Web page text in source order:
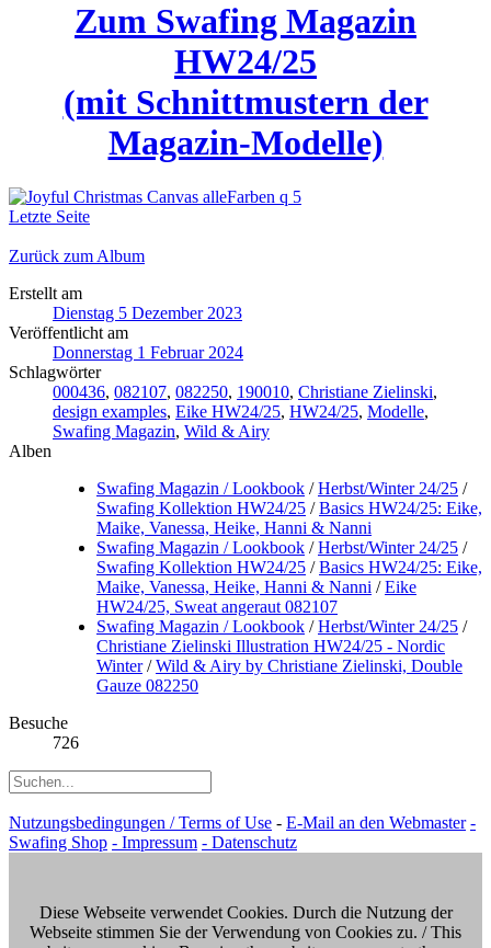
Zum Swafing Magazin
HW24/25
(mit Schnittmustern der
Magazin-Modelle)
Letzte Seite
Zurück zum Album
Erstellt am
Dienstag 5 Dezember 2023
Veröffentlicht am
Donnerstag 1 Februar 2024
Schlagwörter
000436, 082107, 082250, 190010, Christiane Zielinski,
design examples, Eike HW24/25, HW24/25, Modelle,
Swafing Magazin, Wild & Airy
Alben
Swafing Magazin / Lookbook /Herbst/Winter 24/25 /
Swafing Kollektion HW24/25 /Basics HW24/25: Eike,
Maike, Vanessa, Heike, Hanni & Nanni
Swafing Magazin / Lookbook /Herbst/Winter 24/25 /
Swafing Kollektion HW24/25 /Basics HW24/25: Eike,
Maike, Vanessa, Heike, Hanni & Nanni /Eike
HW24/25, Sweat angeraut 082107
Swafing Magazin / Lookbook /Herbst/Winter 24/25 /
Christiane Zielinski Illustration HW24/25 - Nordic
Winter/Wild & Airy by Christiane Zielinski, Double
Gauze 082250
Besuche
726
Nutzungsbedingungen / Terms of Use - E-Mail an den Webmaster -
Swafing Shop - Impressum - Datenschutz
Diese Webseite verwendet Cookies. Durch die Nutzung der
Webseite stimmen Sie der Verwendung von Cookies zu. / This